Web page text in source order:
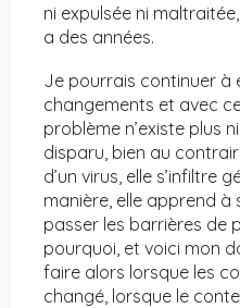
ni expulsée ni
a des années.
Je pourrais continuer à
changements et avec
problème n’existe plus
disparu, bien au
d’un virus, elle s’infiltre
manière, elle apprend
passer les barrières de
pourquoi, et voici mon
faire alors lorsque les
changé, lorsque le